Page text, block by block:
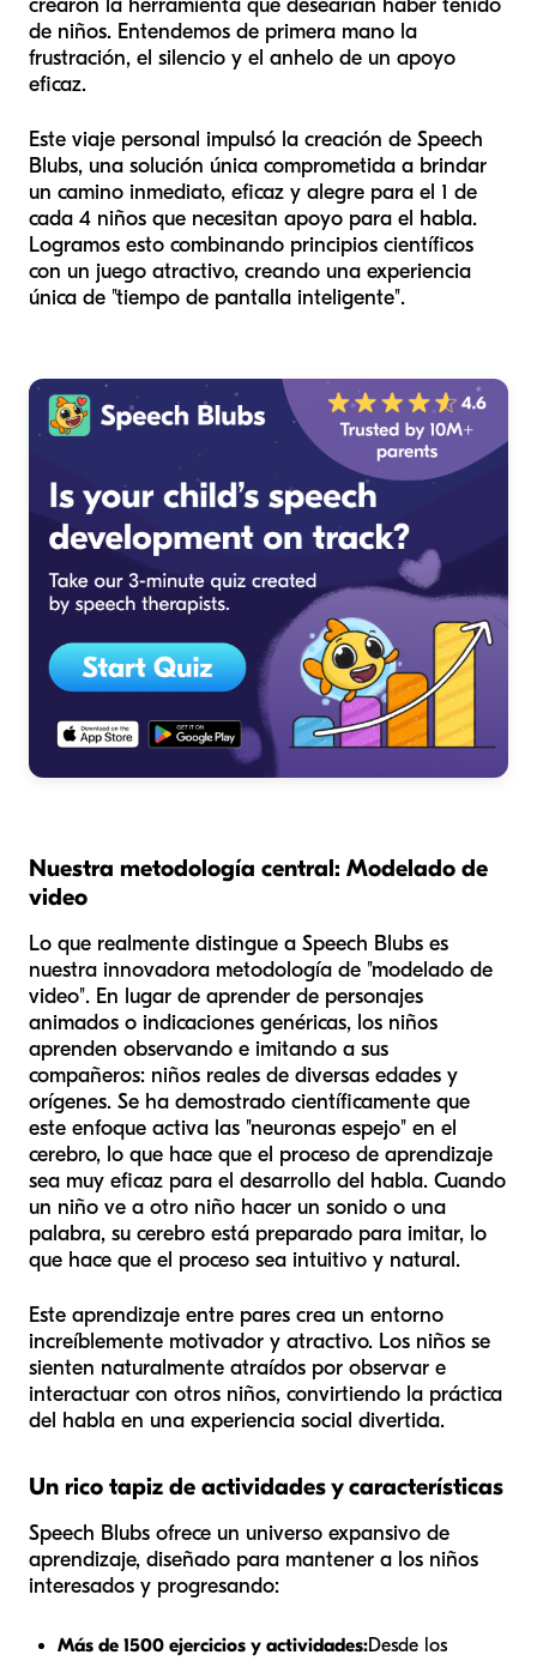
crearon la herramienta que desearían haber tenido
de niños. Entendemos de primera mano la
frustración, el silencio y el anhelo de un apoyo
eficaz.
Este viaje personal impulsó la creación de Speech
Blubs, una solución única comprometida a brindar
un camino inmediato, eficaz y alegre para el 1 de
cada 4 niños que necesitan apoyo para el habla.
Logramos esto combinando principios científicos
con un juego atractivo, creando una experiencia
única de "tiempo de pantalla inteligente".
Nuestra metodología central: Modelado de
video
Lo que realmente distingue a Speech Blubs es
nuestra innovadora metodología de "modelado de
video". En lugar de aprender de personajes
animados o indicaciones genéricas, los niños
aprenden observando e imitando a sus
compañeros: niños reales de diversas edades y
orígenes. Se ha demostrado científicamente que
este enfoque activa las "neuronas espejo" en el
cerebro, lo que hace que el proceso de aprendizaje
sea muy eficaz para el desarrollo del habla. Cuando
un niño ve a otro niño hacer un sonido o una
palabra, su cerebro está preparado para imitar, lo
que hace que el proceso sea intuitivo y natural.
Este aprendizaje entre pares crea un entorno
increíblemente motivador y atractivo. Los niños se
sienten naturalmente atraídos por observar e
interactuar con otros niños, convirtiendo la práctica
del habla en una experiencia social divertida.
Un rico tapiz de actividades y características
Speech Blubs ofrece un universo expansivo de
aprendizaje, diseñado para mantener a los niños
interesados y progresando:
Más de 1500 ejercicios y actividades:Desde los